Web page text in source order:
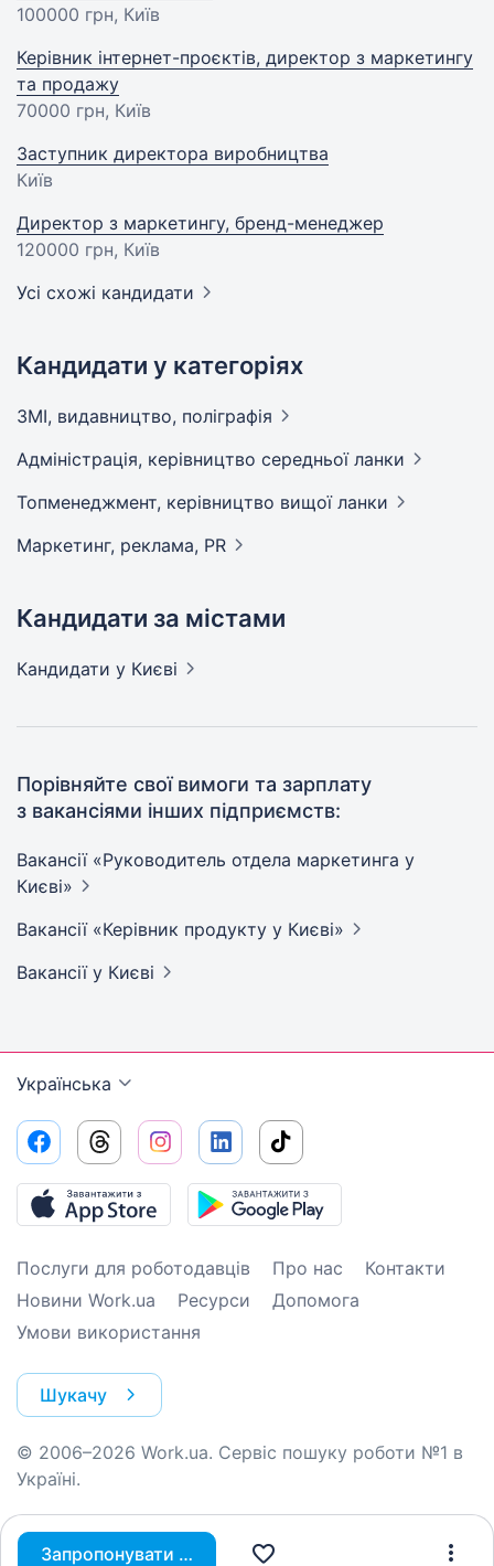
Запропонувати вакансію
100000 грн, Київ
Керівник інтернет-проєктів, директор з маркетингу
та продажу
70000 грн, Київ
Заступник директора виробництва
Київ
Директор з маркетингу, бренд-менеджер
120000 грн, Київ
Усі схожі кандидати
Кандидати у категоріях
ЗМІ, видавництво, поліграфія
Адмiнiстрацiя, керівництво середньої ланки
Топменеджмент, керівництво вищої ланки
Маркетинг, реклама, PR
Кандидати за містами
Кандидати у Києві
Порівняйте свої вимоги та зарплату
з вакансіями інших підприємств:
Вакансії «Руководитель отдела маркетинга у
Києві»
Вакансії «Керівник продукту у Києві»
Вакансії у Києві
Українська
Послуги для роботодавців Про нас
Контакти
Новини Work.ua
Ресурси
Допомога
Умови використання
Шукачу
© 2006–2026 Work.ua. Сервіс пошуку роботи №1 в
Україні.